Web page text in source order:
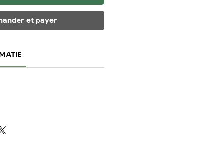
et payer